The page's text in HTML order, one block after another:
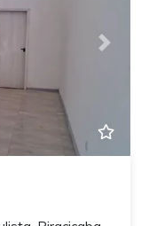
Next